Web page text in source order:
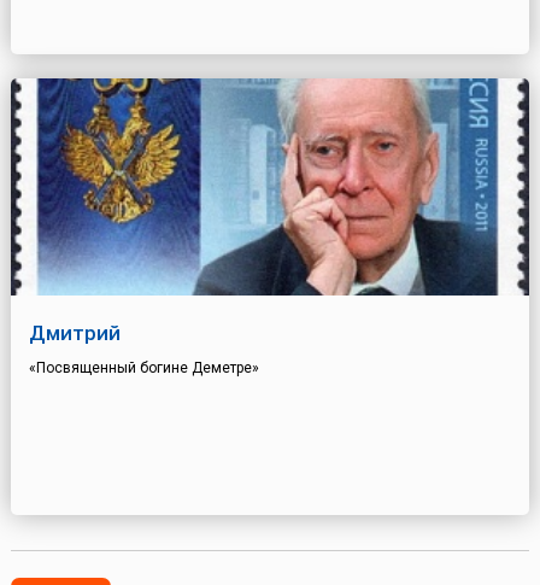
Дмитрий
«Посвященный богине Деметре»